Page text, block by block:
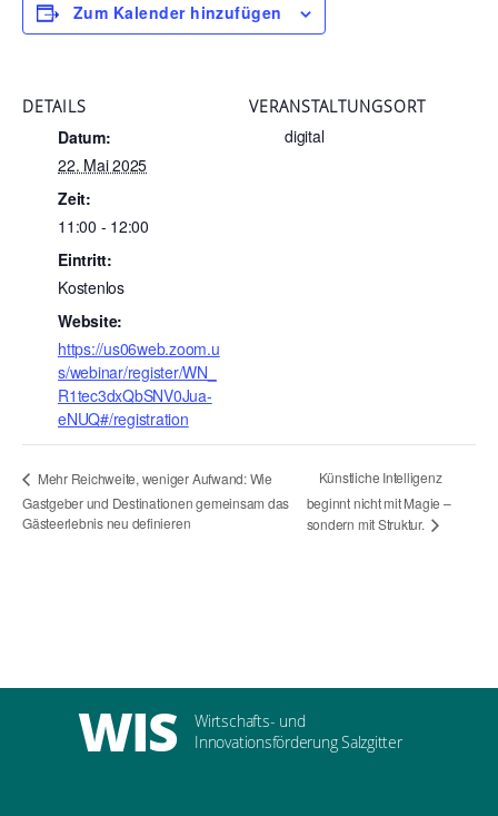
Zum Kalender hinzufügen
DETAILS
Datum:
22. Mai 2025
Zeit:
11:00 - 12:00
Eintritt:
Kostenlos
Website:
https://us06web.zoom.u
s/webinar/register/WN_
R1tec3dxQbSNV0Jua-
eNUQ#/registration
VERANSTALTUNGSORT
digital
Mehr Reichweite, weniger Aufwand: Wie
Gastgeber und Destinationen gemeinsam das
Gästeerlebnis neu definieren
Künstliche Intelligenz
beginnt nicht mit Magie –
sondern mit Struktur.
WIS
Wirtschafts- und
Innovationsförderung Salzgitter